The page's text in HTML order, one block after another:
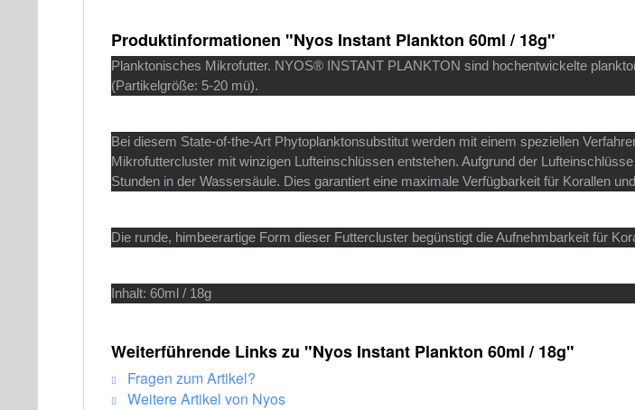
Produktinformationen "Nyos Instant Plankton 60ml / 18g"
Planktonisches Mikrofutter. NYOS® INSTANT PLANKTON sind hochentwickelte
(Partikelgröße: 5-20 mü).
Bei diesem State-of-the-Art Phytoplanktonsubstitut werden mit einem speziellen
Mikrofuttercluster mit winzigen Lufteinschlüssen entstehen. Aufgrund der
Stunden in der Wassersäule. Dies garantiert eine maximale Verfügbarkeit für Korallen
Die runde, himbeerartige Form dieser Futtercluster begünstigt die Aufnehmbarkeit für
Inhalt: 60ml / 18g
Weiterführende Links zu "Nyos Instant Plankton 60ml / 18g"
Fragen zum Artikel?
Weitere Artikel von Nyos